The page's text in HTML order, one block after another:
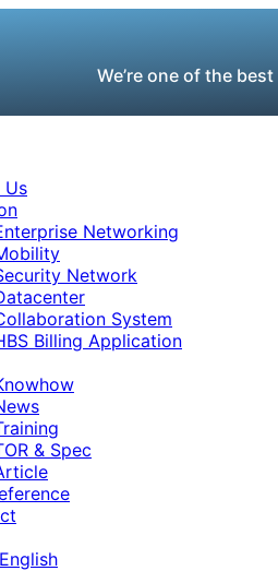
We’re one of the
Us
Networking
Network
System
Billing Application
& Spec
English